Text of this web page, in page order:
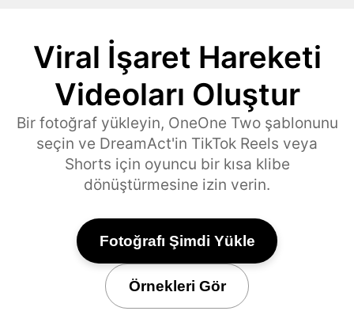
Viral İşaret Hareketi
Videoları Oluştur
Bir fotoğraf yükleyin, OneOne Two şablonunu
seçin ve DreamAct'in TikTok Reels veya
Shorts için oyuncu bir kısa klibe
dönüştürmesine izin verin.
Fotoğrafı Şimdi Yükle
Örnekleri Gör